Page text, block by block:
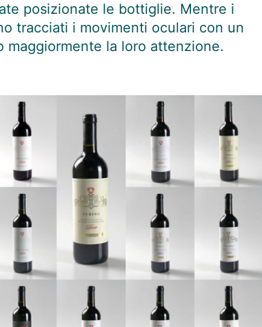
posizionate le bottiglie. Mentre i
tracciati i movimenti oculari con un
maggiormente la loro attenzione.